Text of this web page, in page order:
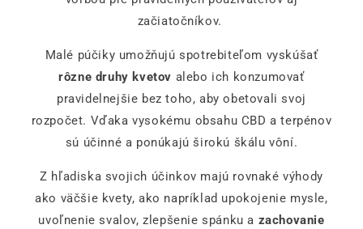
začiatočníkov.
Malé púčiky umožňujú spotrebiteľom vyskúšať
rôzne druhy kvetov alebo ich konzumovať
pravidelnejšie bez toho, aby obetovali svoj
rozpočet. Vďaka vysokému obsahu CBD a terpénov
sú účinné a ponúkajú širokú škálu vôní.
Z hľadiska svojich účinkov majú rovnaké výhody
ako väčšie kvety, ako napríklad upokojenie mysle,
uvoľnenie svalov, zlepšenie spánku a zachovanie